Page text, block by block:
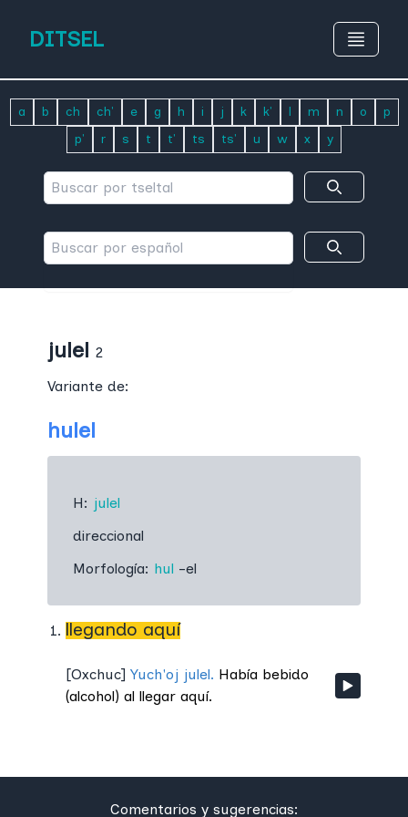
DITSEL
a b ch ch' e g h i j k k' l m n o
p
p'
r s t t' ts ts' u w x y
julel 2
Variante de:
hulel
H: julel
direccional
Morfología: hul -el
llegando aquí
[Oxchuc] Yuch'oj julel. Había bebido
(alcohol) al llegar aquí.
Comentarios y sugerencias: